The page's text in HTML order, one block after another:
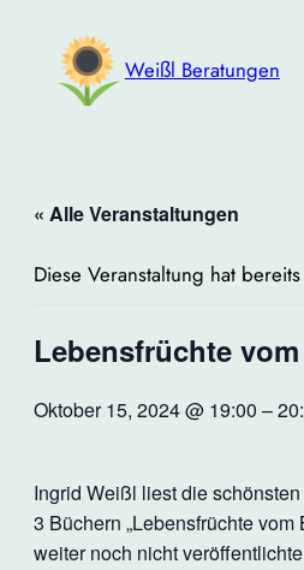
Weißl Beratungen
« Alle Veranstaltungen
Diese Veranstaltung hat
Lebensfrüchte
Oktober 15, 2024 @ 19:00 –
Ingrid Weißl liest die
3 Büchern „Lebensfrüchte vom
weiter noch nicht